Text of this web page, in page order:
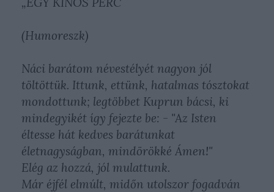
(Humoreszk)
Náci barátom névestélyét nagyon jól
töltöttük. Ittunk, ettünk, hatalmas tósztokat
mondottunk; legtöbbet Kuprun bácsi, ki
mindegyikét így fejezte be: - "Az Isten
éltesse hát kedves barátunkat
életnagyságban, mindörökké Ámen!"
Elég az hozzá, jól mulattunk.
Már éjfél elmúlt, midőn utolszor fogadván